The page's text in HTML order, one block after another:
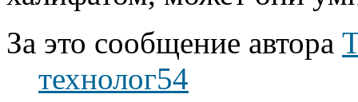
За это сообщение автора
технолог54